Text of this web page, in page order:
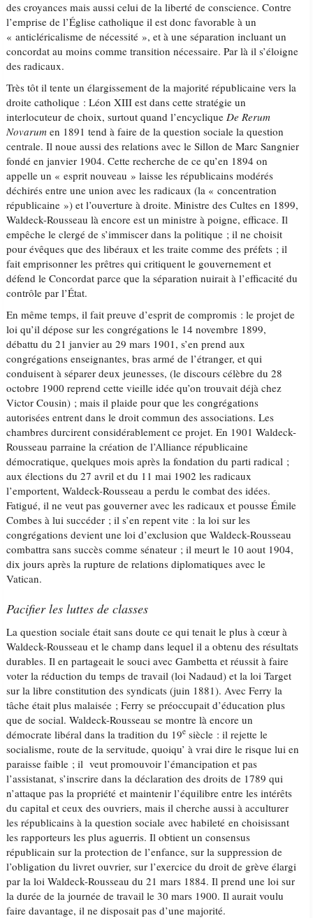
des croyances mais aussi celui de la liberté de conscience. Contre
l’emprise de l’Église catholique il est donc favorable à un
« anticléricalisme de nécessité », et à une séparation incluant un
concordat au moins comme transition nécessaire. Par là il s’éloigne
des radicaux.
Très tôt il tente un élargissement de la majorité républicaine vers la
droite catholique : Léon XIII est dans cette stratégie un
interlocuteur de choix, surtout quand l’encycliqueDe Rerum
Novarum en 1891 tend à faire de la question sociale la question
centrale. Il noue aussi des relations avec le Sillon de Marc Sangnier
fondé en janvier 1904. Cette recherche de ce qu’en 1894 on
appelle un « esprit nouveau » laisse les républicains modérés
déchirés entre une union avec les radicaux (la « concentration
républicaine ») et l’ouverture à droite. Ministre des Cultes en 1899,
Waldeck-Rousseau là encore est un ministre à poigne, efficace. Il
empêche le clergé de s’immiscer dans la politique ; il ne choisit
pour évêques que des libéraux et les traite comme des préfets ; il
fait emprisonner les prêtres qui critiquent le gouvernement et
défend le Concordat parce que la séparation nuirait à l’efficacité du
contrôle par l’État.
En même temps, il fait preuve d’esprit de compromis : le projet de
loi qu’il dépose sur les congrégations le 14 novembre 1899,
débattu du 21 janvier au 29 mars 1901, s’en prend aux
congrégations enseignantes, bras armé de l’étranger, et qui
conduisent à séparer deux jeunesses, (le discours célèbre du 28
octobre 1900 reprend cette vieille idée qu’on trouvait déjà chez
Victor Cousin) ; mais il plaide pour que les congrégations
autorisées entrent dans le droit commun des associations. Les
chambres durcirent considérablement ce projet. En 1901 Waldeck-
Rousseau parraine la création de l’Alliance républicaine
démocratique, quelques mois après la fondation du parti radical ;
aux élections du 27 avril et du 11 mai 1902 les radicaux
l’emportent, Waldeck-Rousseau a perdu le combat des idées.
Fatigué, il ne veut pas gouverner avec les radicaux et pousse Émile
Combes à lui succéder ; il s’en repent vite : la loi sur les
congrégations devient une loi d’exclusion que Waldeck-Rousseau
combattra sans succès comme sénateur ; il meurt le 10 aout 1904,
dix jours après la rupture de relations diplomatiques avec le
Vatican.
Pacifier les luttes de classes
La question sociale était sans doute ce qui tenait le plus à cœur à
Waldeck-Rousseau et le champ dans lequel il a obtenu des résultats
durables. Il en partageait le souci avec Gambetta et réussit à faire
voter la réduction du temps de travail (loi Nadaud) et la loi Target
sur la libre constitution des syndicats (juin 1881). Avec Ferry la
tâche était plus malaisée ; Ferry se préoccupait d’éducation plus
que de social. Waldeck-Rousseau se montre là encore un
démocrate libéral dans la tradition du 19e siècle : il rejette le
socialisme, route de la servitude, quoiqu’ à vrai dire le risque lui en
paraisse faible ; il veut promouvoir l’émancipation et pas
l’assistanat, s’inscrire dans la déclaration des droits de 1789 qui
n’attaque pas la propriété et maintenir l’équilibre entre les intérêts
du capital et ceux des ouvriers, mais il cherche aussi à acculturer
les républicains à la question sociale avec habileté en choisissant
les rapporteurs les plus aguerris. Il obtient un consensus
républicain sur la protection de l’enfance, sur la suppression de
l’obligation du livret ouvrier, sur l’exercice du droit de grève élargi
par la loi Waldeck-Rousseau du 21 mars 1884. Il prend une loi sur
la durée de la journée de travail le 30 mars 1900. Il aurait voulu
faire davantage, il ne disposait pas d’une majorité.